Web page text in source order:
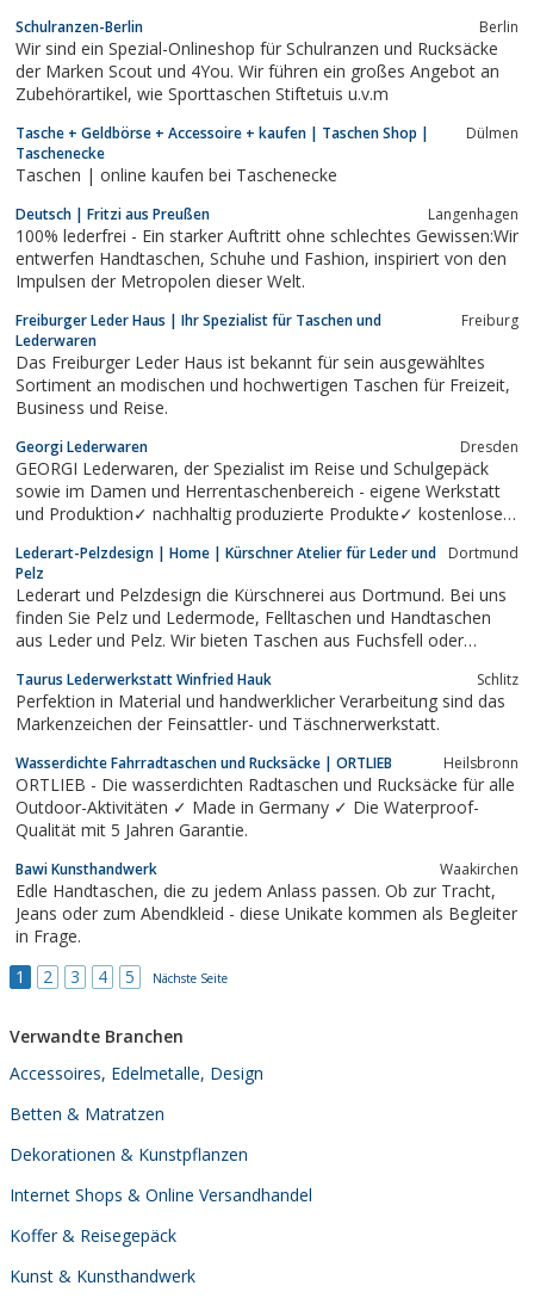
Anlässe.
Schulranzen-Berlin Berlin
Wir sind ein Spezial-Onlineshop für Schulranzen und Rucksäcke
der Marken Scout und 4You. Wir führen ein großes Angebot an
Zubehörartikel, wie Sporttaschen Stiftetuis u.v.m
Tasche + Geldbörse + Accessoire + kaufen | Taschen Shop |
Taschenecke
Dülmen
Taschen | online kaufen bei Taschenecke
Deutsch | Fritzi aus Preußen Langenhagen
100% lederfrei - Ein starker Auftritt ohne schlechtes Gewissen:Wir
entwerfen Handtaschen, Schuhe und Fashion, inspiriert von den
Impulsen der Metropolen dieser Welt.
Freiburger Leder Haus | Ihr Spezialist für Taschen und
Lederwaren
Freiburg
Das Freiburger Leder Haus ist bekannt für sein ausgewähltes
Sortiment an modischen und hochwertigen Taschen für Freizeit,
Business und Reise.
Georgi Lederwaren Dresden
GEORGI Lederwaren, der Spezialist im Reise und Schulgepäck
sowie im Damen und Herrentaschenbereich - eigene Werkstatt
und Produktion✓ nachhaltig produzierte Produkte✓ kostenloser
Lederart-Pelzdesign | Home | Kürschner Atelier für Leder und
Pelz
Dortmund
Lederart und Pelzdesign die Kürschnerei aus Dortmund. Bei uns
finden Sie Pelz und Ledermode, Felltaschen und Handtaschen
aus Leder und Pelz. Wir bieten Taschen aus Fuchsfell oder
Taurus Lederwerkstatt Winfried Hauk Schlitz
Perfektion in Material und handwerklicher Verarbeitung sind das
Markenzeichen der Feinsattler- und Täschnerwerkstatt.
Wasserdichte Fahrradtaschen und Rucksäcke | ORTLIEB Heilsbronn
ORTLIEB - Die wasserdichten Radtaschen und Rucksäcke für alle
Outdoor-Aktivitäten ✓ Made in Germany ✓ Die Waterproof-
Qualität mit 5 Jahren Garantie.
Bawi Kunsthandwerk Waakirchen
Edle Handtaschen, die zu jedem Anlass passen. Ob zur Tracht,
Jeans oder zum Abendkleid - diese Unikate kommen als Begleiter
in Frage.
1
2 3 4 5 Nächste Seite
Verwandte Branchen
Accessoires, Edelmetalle, Design
Betten & Matratzen
Dekorationen & Kunstpflanzen
Internet Shops & Online Versandhandel
Koffer & Reisegepäck
Kunst & Kunsthandwerk